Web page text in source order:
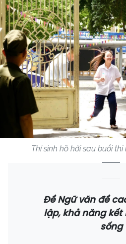
Thí sinh hồ hởi sau buổi thi
Đề Ngữ văn đề
lập, khả năng kết
sống